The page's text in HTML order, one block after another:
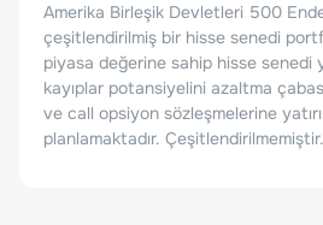
Amerika Birleşik Devletleri 500
çeşitlendirilmiş bir hisse senedi
piyasa değerine sahip hisse senedi
kayıplar potansiyelini azaltma
ve call opsiyon sözleşmelerine
planlamaktadır. Çeşitlendirilmemiştir.